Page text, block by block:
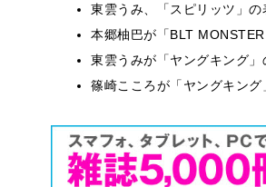
東雲うみ、「スピリッツ」
本郷柚巴が「BLT
東雲うみが「ヤングキング
篠崎こころが「ヤングキン